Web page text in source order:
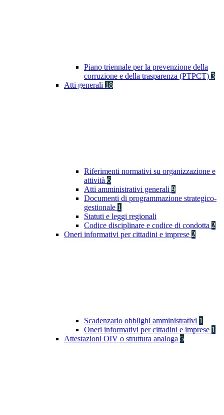
Piano triennale per la prevenzione della
corruzione e della trasparenza (PTPCT) 3
Atti generali 18
Riferimenti normativi su organizzazione e
attività 6
Atti amministrativi generali 9
Documenti di programmazione strategico-
gestionale 1
Statuti e leggi regionali
Codice disciplinare e codice di condotta 2
Oneri informativi per cittadini e imprese 2
Scadenzario obblighi amministrativi 1
Oneri informativi per cittadini e imprese 1
Attestazioni OIV o struttura analoga 5